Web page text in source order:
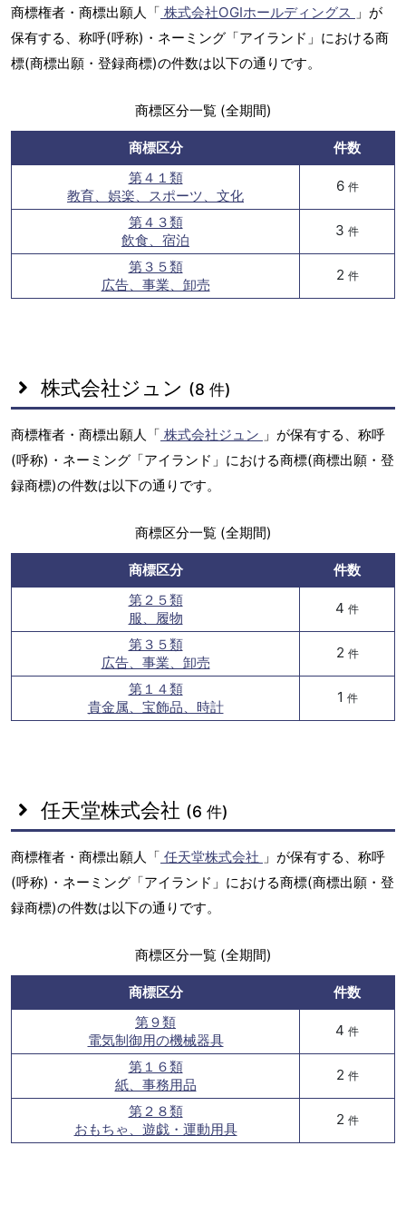
商標権者・商標出願人「 株式会社OGIホールディングス 」が
保有する、称呼(呼称)・ネーミング「アイランド」における商
標(商標出願・登録商標)の件数は以下の通りです。
商標区分一覧 (全期間)
商標区分
件数
第４１類
教育、娯楽、スポーツ、文化
6 件
第４３類
飲食、宿泊
3 件
第３５類
広告、事業、卸売
2 件
株式会社ジュン (8 件)
商標権者・商標出願人「 株式会社ジュン 」が保有する、称呼
(呼称)・ネーミング「アイランド」における商標(商標出願・登
録商標)の件数は以下の通りです。
商標区分一覧 (全期間)
商標区分
件数
第２５類
服、履物
4 件
第３５類
広告、事業、卸売
2 件
第１４類
貴金属、宝飾品、時計
1 件
任天堂株式会社 (6 件)
商標権者・商標出願人「 任天堂株式会社 」が保有する、称呼
(呼称)・ネーミング「アイランド」における商標(商標出願・登
録商標)の件数は以下の通りです。
商標区分一覧 (全期間)
商標区分
件数
第９類
電気制御用の機械器具
4 件
第１６類
紙、事務用品
2 件
第２８類
おもちゃ、遊戯・運動用具
2 件